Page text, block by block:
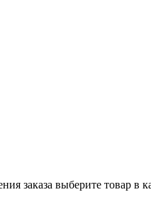
заказа выберите товар в